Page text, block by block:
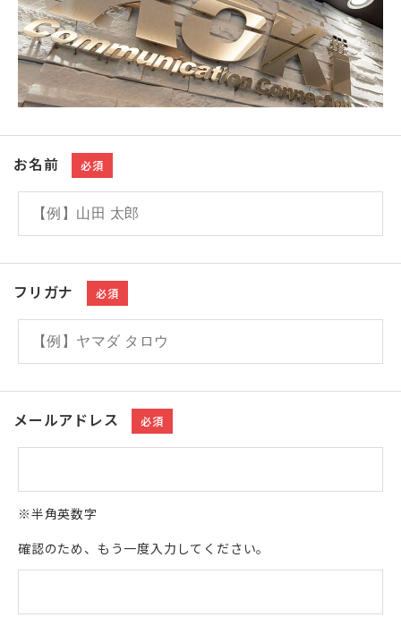
お名前 必須
フリガナ 必須
メールアドレス 必須
※半角英数字
確認のため、もう一度入力してください。